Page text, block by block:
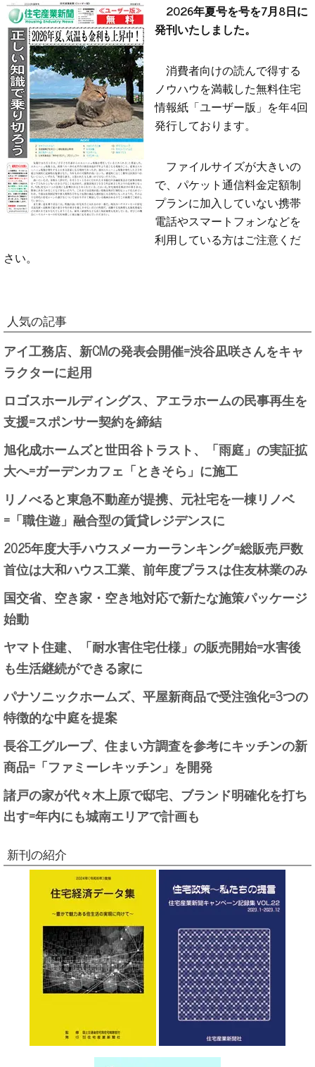
2026年夏号を号を7月8日に
発刊いたしました。
消費者向けの読んで得する
ノウハウを満載した無料住宅
情報紙「ユーザー版」を年4回
発行しております。
ファイルサイズが大きいの
で、パケット通信料金定額制
プランに加入していない携帯
電話やスマートフォンなどを
利用している方はご注意くだ
さい。
人気の記事
アイ工務店、新CMの発表会開催=渋谷凪咲さんをキャ
ラクターに起用
ロゴスホールディングス、アエラホームの民事再生を
支援=スポンサー契約を締結
旭化成ホームズと世田谷トラスト、「雨庭」の実証拡
大へ=ガーデンカフェ「ときそら」に施工
リノべると東急不動産が提携、元社宅を一棟リノベ
=「職住遊」融合型の賃貸レジデンスに
2025年度大手ハウスメーカーランキング=総販売戸数
首位は大和ハウス工業、前年度プラスは住友林業のみ
国交省、空き家・空き地対応で新たな施策パッケージ
始動
ヤマト住建、「耐水害住宅仕様」の販売開始=水害後
も生活継続ができる家に
パナソニックホームズ、平屋新商品で受注強化=3つの
特徴的な中庭を提案
長谷工グループ、住まい方調査を参考にキッチンの新
商品=「ファミーレキッチン」を開発
諸戸の家が代々木上原で邸宅、ブランド明確化を打ち
出す=年内にも城南エリアで計画も
新刊の紹介